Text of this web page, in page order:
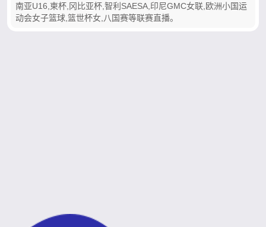
南亚U16,柬杯,冈比亚杯,智利SAESA,印尼GMC女联,欧洲小国运
动会女子篮球,篮世杯女,八国赛等联赛直播。